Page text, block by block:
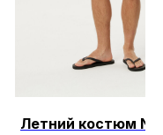
Летний костюм